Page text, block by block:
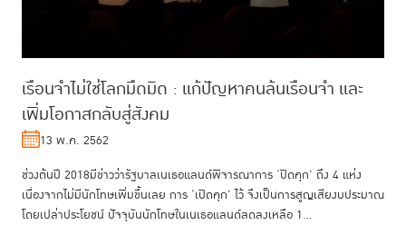
เรือนจำไม่ใช่โลกมืดมิด : แก้ปัญหาคนล้นเรือนจำ และ
เพิ่มโอกาสกลับสู่สังคม
13 พ.ค. 2562
ช่วงต้นปี 2018มีข่าวว่ารัฐบาลเนเธอแลนด์พิจารณาการ ‘ปิดคุก’ ถึง 4 แห่ง
เนื่องจากไม่มีนักโทษเพิ่มขึ้นเลย การ ‘เปิดคุก’ ไว้ จึงเป็นการสูญเสียงบประมาณ
โดยเปล่าประโยชน์ ปัจจุบันนักโทษในเนเธอแลนด์ลดลงเหลือ 1...